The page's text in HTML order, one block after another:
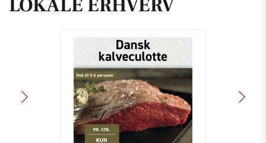
LOKALE ERHVERV